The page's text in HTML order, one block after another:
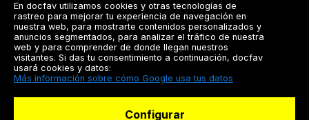
Registrarse
Docfav
En docfav utilizamos cookies y otras tecnologías de
rastreo para mejorar tu experiencia de navegación en
nuestra web, para mostrarte contenidos personalizados y
anuncios segmentados, para analizar el tráfico de nuestra
web y para comprender de donde llegan nuestros
visitantes. Si das tu consentimiento a continuación, docfav
usará cookies y datos:
Más información sobre cómo Google usa tus datos
Configurar